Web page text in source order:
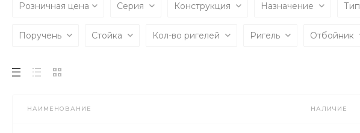
Розничная цена Серия Конструкция Назначение Тип
Поручень Стойка Кол-во ригелей Ригель Отбойник
НАИМЕНОВАНИЕ НАЛИЧИЕ